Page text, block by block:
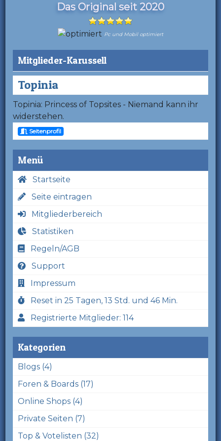
Das Original seit 2020
Pc und Mobil optimiert
Mitglieder-Karussell
Topinia
Topinia: Princess of Topsites - Niemand kann ihr
widerstehen.
Seitenprofil
Menü
Startseite
Seite eintragen
Mitgliederbereich
Statistiken
Regeln/AGB
Support
Impressum
Reset in 25 Tagen, 13 Std. und 46 Min.
Registrierte Mitglieder: 114
Kategorien
Blogs (4)
Foren & Boards (17)
Online Shops (4)
Private Seiten (7)
Top & Votelisten (32)